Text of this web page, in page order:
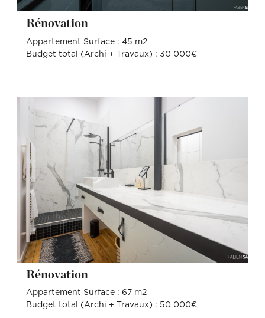
Rénovation
Appartement Surface : 45 m2
Budget total (Archi + Travaux) : 30 000€
Rénovation
Appartement Surface : 67 m2
Budget total (Archi + Travaux) : 50 000€